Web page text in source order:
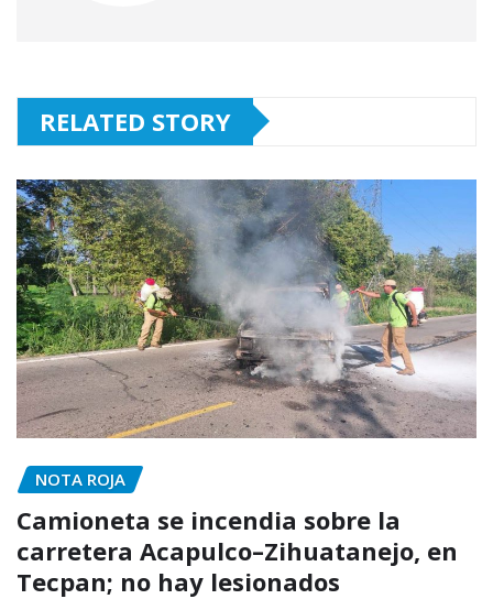
RELATED STORY
NOTA ROJA
Camioneta se incendia sobre la
carretera Acapulco–Zihuatanejo, en
Tecpan; no hay lesionados